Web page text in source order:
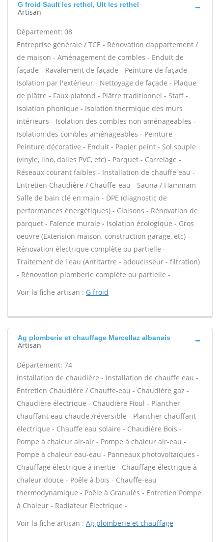
G froid Sault les rethel, Ult les rethel
Artisan
Département: 08
Entreprise générale / TCE - Rénovation dappartement /
de maison - Aménagement de combles - Enduit de
façade - Ravalement de façade - Peinture de façade -
Isolation par l'extérieur - Nettoyage de façade - Plaque
de plâtre - Faux plafond - Plâtre traditionnel - Staff -
Isolation phonique - Isolation thermique des murs
intérieurs - Isolation des combles non aménageables -
Isolation des combles aménageables - Peinture -
Peinture décorative - Enduit - Papier peint - Sol souple
(vinyle, lino, dalles PVC, etc) - Parquet - Carrelage -
Réseaux courant faibles - Installation de chauffe eau -
Entretien Chaudière / Chauffe-eau - Sauna / Hammam -
Salle de bain clé en main - DPE (diagnostic de
performances énergétiques) - Cloisons - Rénovation de
parquet - Faïence murale - Isolation écologique - Gros
oeuvre (Extension maison, construction garage, etc) -
Rénovation électrique complète ou partielle -
Traitement de l'eau (Antitartre - adoucisseur - filtration)
- Rénovation plomberie complète ou partielle -
Voir la fiche artisan : G froid
Ag plomberie et chauffage Marcellaz albanais
Artisan
Département: 74
Installation de chaudière - Installation de chauffe eau -
Entretien Chaudière / Chauffe-eau - Chaudière gaz -
Chaudière électrique - Chaudière Fioul - Plancher
chauffant eau chaude /réversible - Plancher chauffant
électrique - Chauffe eau solaire - Chaudière Bois -
Pompe à chaleur air-air - Pompe à chaleur air-eau -
Pompe à chaleur eau-eau - Panneaux photovoltaïques -
Chauffage électrique à inertie - Chauffage électrique à
chaleur douce - Poêle à bois - Chauffe-eau
thermodynamique - Poêle à Granulés - Entretien Pompe
à Chaleur - Radiateur Électrique -
Voir la fiche artisan : Ag plomberie et chauffage